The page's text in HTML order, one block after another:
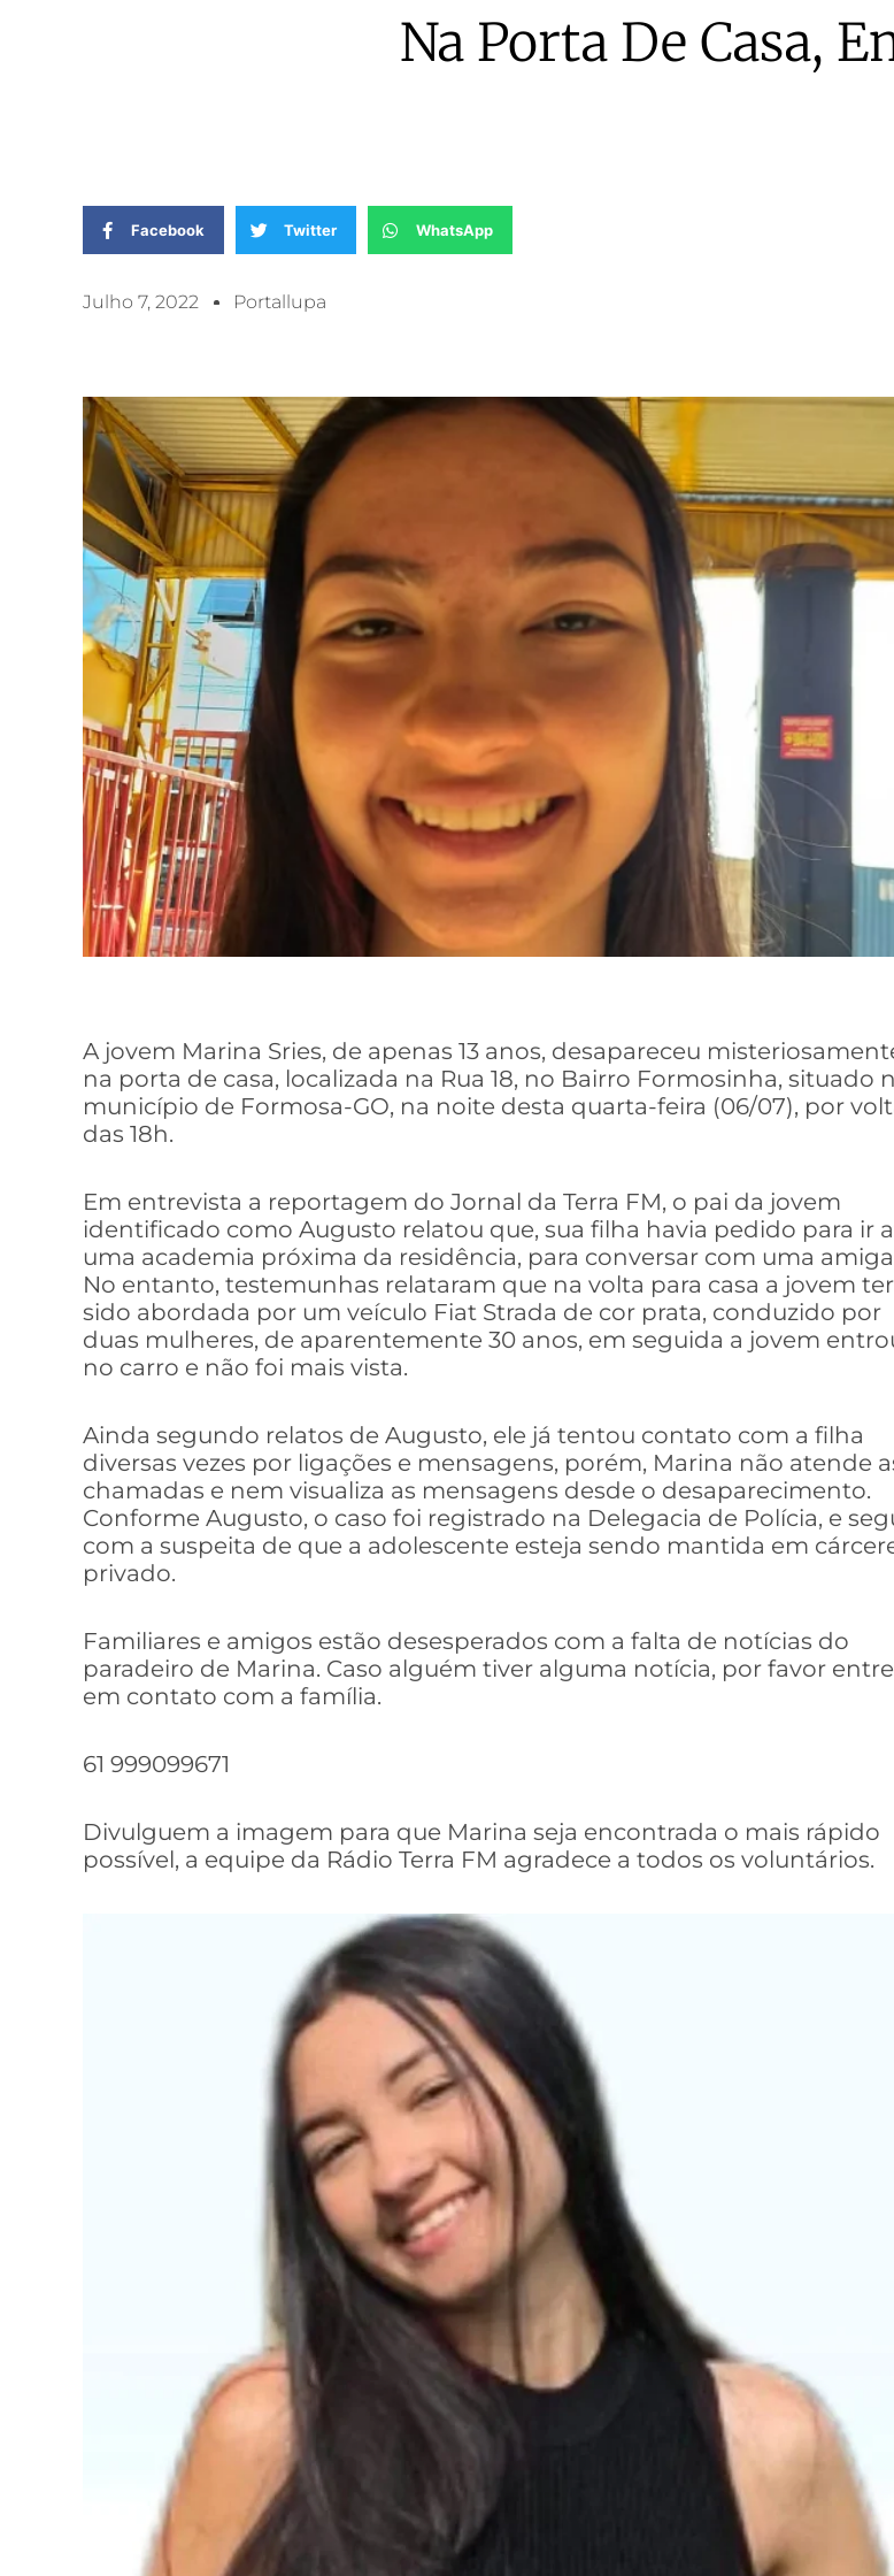
Na Porta De Casa,
Facebook Twitter WhatsApp
Julho 7, 2022 Portallupa
A jovem Marina Sries, de apenas 13 anos, desapareceu
na porta de casa, localizada na Rua 18, no Bairro Formosinha, situado
município de Formosa-GO, na noite desta quarta-feira (06/07), por
das 18h.
Em entrevista a reportagem do Jornal da Terra FM, o pai da jovem
identificado como Augusto relatou que, sua filha havia pedido para ir
uma academia próxima da residência, para conversar com uma
No entanto, testemunhas relataram que na volta para casa a jovem
sido abordada por um veículo Fiat Strada de cor prata, conduzido por
duas mulheres, de aparentemente 30 anos, em seguida a jovem
no carro e não foi mais vista.
Ainda segundo relatos de Augusto, ele já tentou contato com a filha
diversas vezes por ligações e mensagens, porém, Marina não atende
chamadas e nem visualiza as mensagens desde o desaparecimento.
Conforme Augusto, o caso foi registrado na Delegacia de Polícia, e
com a suspeita de que a adolescente esteja sendo mantida em
privado.
Familiares e amigos estão desesperados com a falta de notícias do
paradeiro de Marina. Caso alguém tiver alguma notícia, por favor entre
em contato com a família.
61 999099671
Divulguem a imagem para que Marina seja encontrada o mais rápido
possível, a equipe da Rádio Terra FM agradece a todos os voluntários.